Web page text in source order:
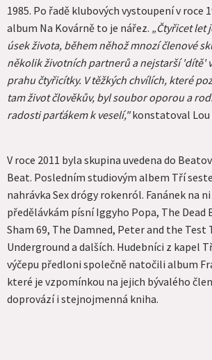
1985. Po řadě klubových vystoupení v roce
album Na Kovárně to je nářez. „Čtyřicet let
úsek života, během něhož mnozí členové
několik životních partnerů a nejstarší 'dítě'
prahu čtyřicítky. V těžkých chvílích, které
tam život člověkův, byl soubor oporou a
radosti parťákem k veselí,"konstatoval Lou
V roce 2011 byla skupina uvedena do
Beat. Posledním studiovým albem Tří
nahrávka Sex drógy rokenról. Fanánek na
předělávkám písní Iggyho Popa, The Dead
Sham 69, The Damned, Peter and the Test
Underground a dalších. Hudebníci z kapel
výčepu předloni společně natočili album
které je vzpomínkou na jejich bývalého
doprovází i stejnojmenná kniha.